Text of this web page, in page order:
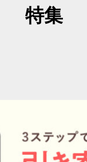
特集